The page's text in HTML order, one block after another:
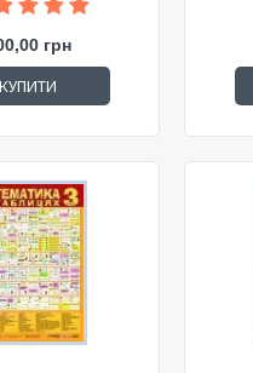
грн
КУПИТИ